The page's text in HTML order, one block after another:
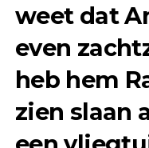
weet dat
even
heb hem
zien slaan